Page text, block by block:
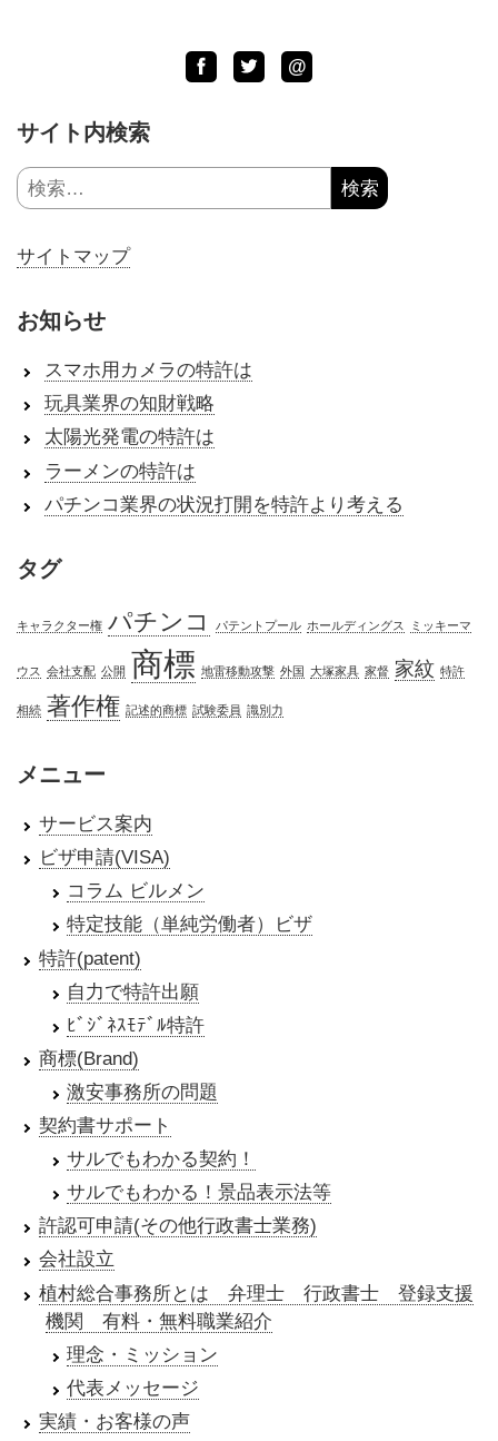
Facebook
TwitterLINE
@
サイト内検索
検
索:
サイトマップ
お知らせ
スマホ用カメラの特許は
玩具業界の知財戦略
太陽光発電の特許は
ラーメンの特許は
パチンコ業界の状況打開を特許より考える
タグ
キャラクター権 パチンコ パテントプール ホールディングス ミッキーマ
ウス 会社支配 公開 商標 地雷移動攻撃 外国 大塚家具 家督 家紋 特許
相続 著作権 記述的商標 試験委員 識別力
メニュー
サービス案内
ビザ申請(VISA)
コラム ビルメン
特定技能（単純労働者）ビザ
特許(patent)
自力で特許出願
ﾋﾞｼﾞﾈｽﾓﾃﾞﾙ特許
商標(Brand)
激安事務所の問題
契約書サポート
サルでもわかる契約！
サルでもわかる！景品表示法等
許認可申請(その他行政書士業務)
会社設立
植村総合事務所とは 弁理士 行政書士 登録支援
機関 有料・無料職業紹介
理念・ミッション
代表メッセージ
実績・お客様の声